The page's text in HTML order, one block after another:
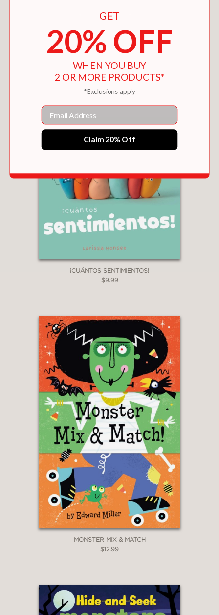
$9.99
¡CUÁNTOS SENTIMIENTOS!
$9.99
MONSTER MIX & MATCH
$12.99
GET
20% OFF
WHEN YOU BUY
2 OR MORE PRODUCTS*
*Exclusions apply
Email
Claim 20% Off